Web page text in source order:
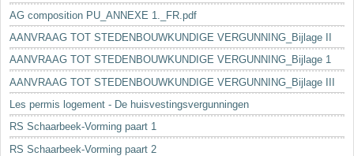
AG composition PU_ANNEXE 1._FR.pdf
AANVRAAG TOT STEDENBOUWKUNDIGE VERGUNNING_Bijlage II
AANVRAAG TOT STEDENBOUWKUNDIGE VERGUNNING_Bijlage 1
AANVRAAG TOT STEDENBOUWKUNDIGE VERGUNNING_Bijlage III
Les permis logement - De huisvestingsvergunningen
RS Schaarbeek-Vorming paart 1
RS Schaarbeek-Vorming paart 2